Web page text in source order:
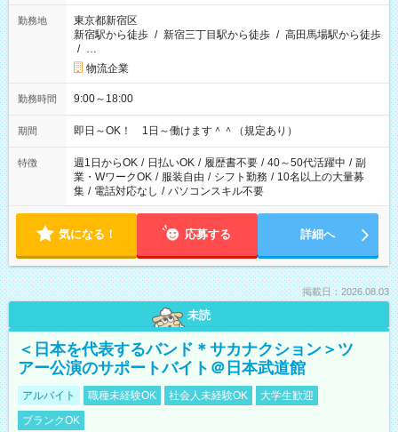
勤務地
東京都新宿区
新宿駅から徒歩 / 新宿三丁目駅から徒歩 / 高田馬場駅から徒歩
/ …
物流企業
勤務時間 9:00～18:00
期間 即日～OK！ 1日～働けます＾＾（規定あり）
特徴 週1日からOK / 日払いOK / 履歴書不要 / 40～50代活躍中 / 副
業・WワークOK / 服装自由 / シフト勤務 / 10名以上の大量募
集 / 電話対応なし / パソコンスキル不要
気になる！ 応募する 詳細へ
掲載日：2026.08.03
未読
＜日本を代表するバンド＊サカナクション＞ツ
アー公演のサポートバイト＠日本武道館
アルバイト 職種未経験OK 社会人未経験OK
大学生歓迎
ブランクOK